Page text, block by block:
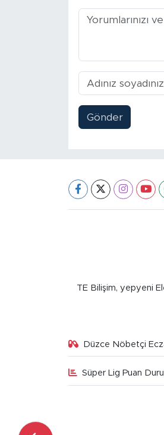
Gönder
TE Bilişim, yepyeni
Düzce Nöbetçi
Süper Lig Puan